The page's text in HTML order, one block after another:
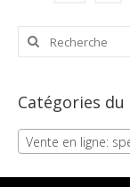
Rechercher
Catégories
Vente en ligne: